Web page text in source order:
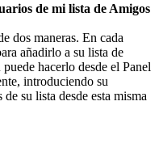
de mi lista de Amigos
dos maneras. En cada
añadirlo a su lista de
hacerlo desde el Panel
introduciendo su
su lista desde esta misma